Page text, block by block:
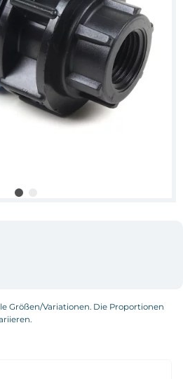
Größen/Variationen. Die Proportionen